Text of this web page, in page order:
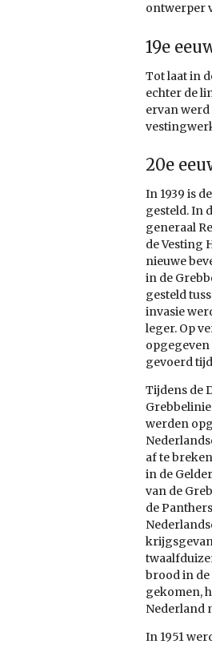
ontwerper
19e
Tot laat in
echter de
ervan werd
20e
In 1939 is
gesteld. In
generaal
de Vesting
nieuwe
in de
gesteld
invasie
leger. Op
gevoerd
Tijdens de
werden
af te
in de
van de
de
brood in de
gekomen,
Nederland
In 1951